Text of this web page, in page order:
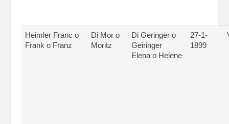
Heimler Franc o
Frank o Franz
Di Mor o
Moritz
Di Geringer o
Geiringer
Elena o Helene
27-1-
1899